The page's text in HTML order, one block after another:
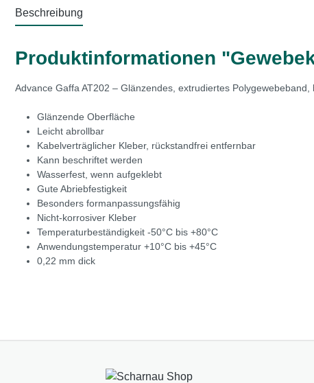
Beschreibung
Produktinformationen
Advance Gaffa AT202 – Glänzendes, extrudiertes
Glänzende Oberfläche
Leicht abrollbar
Kabelverträglicher Kleber, rückstandfrei entfernbar
Kann beschriftet werden
Wasserfest, wenn aufgeklebt
Gute Abriebfestigkeit
Besonders formanpassungsfähig
Nicht-korrosiver Kleber
Temperaturbeständigkeit -50°C bis +80°C
Anwendungstemperatur +10°C bis +45°C
0,22 mm dick